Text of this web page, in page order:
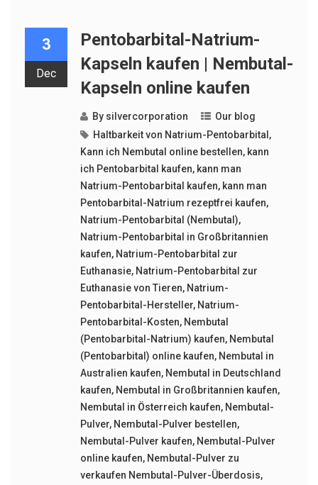
3
Dec
Pentobarbital-Natrium-
Kapseln kaufen | Nembutal-
Kapseln online kaufen
By silvercorporation
Our blog
Haltbarkeit von Natrium-Pentobarbital ,
Kann ich Nembutal online bestellen, kann
ich Pentobarbital kaufen, kann man
Natrium-Pentobarbital kaufen, kann man
Pentobarbital-Natrium rezeptfrei kaufen,
Natrium-Pentobarbital (Nembutal),
Natrium-Pentobarbital in Großbritannien
kaufen, Natrium-Pentobarbital zur
Euthanasie, Natrium-Pentobarbital zur
Euthanasie von Tieren, Natrium-
Pentobarbital-Hersteller, Natrium-
Pentobarbital-Kosten, Nembutal
(Pentobarbital-Natrium) kaufen, Nembutal
(Pentobarbital) online kaufen, Nembutal in
Australien kaufen, Nembutal in Deutschland
kaufen, Nembutal in Großbritannien kaufen,
Nembutal in Österreich kaufen, Nembutal-
Pulver, Nembutal-Pulver bestellen,
Nembutal-Pulver kaufen, Nembutal-Pulver
online kaufen, Nembutal-Pulver zu
verkaufen Nembutal-Pulver-Überdosis,